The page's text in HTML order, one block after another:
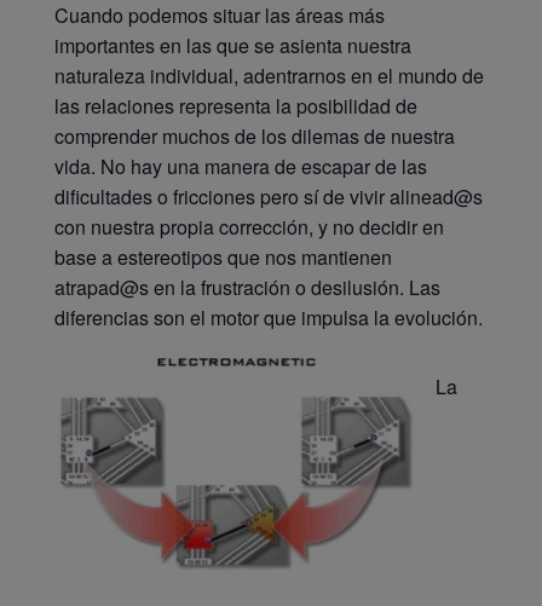
Cuando podemos situar las áreas más
importantes en las que se asienta nuestra
naturaleza individual, adentrarnos en el mundo de
las relaciones representa la posibilidad de
comprender muchos de los dilemas de nuestra
vida. No hay una manera de escapar de las
dificultades o fricciones pero sí de vivir alinead@s
con nuestra propia corrección, y no decidir en
base a estereotipos que nos mantienen
atrapad@s en la frustración o desilusión. Las
diferencias son el motor que impulsa la evolución.
La